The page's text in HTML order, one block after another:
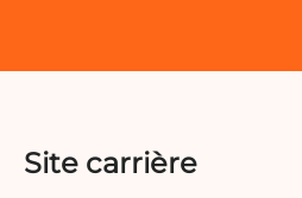
Site carrière